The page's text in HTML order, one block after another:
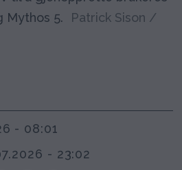
Mythos 5.
Patrick Sison /
- 08:01
- 23:02